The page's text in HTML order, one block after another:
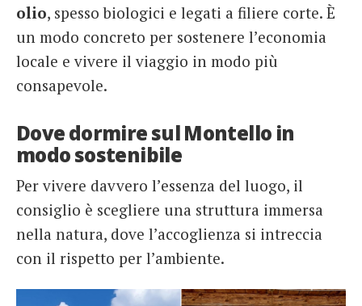
olio, spesso biologici e legati a filiere corte. È
un modo concreto per sostenere l’economia
locale e vivere il viaggio in modo più
consapevole.
Dove dormire sul Montello in
modo sostenibile
Per vivere davvero l’essenza del luogo, il
consiglio è scegliere una struttura immersa
nella natura, dove l’accoglienza si intreccia
con il rispetto per l’ambiente.